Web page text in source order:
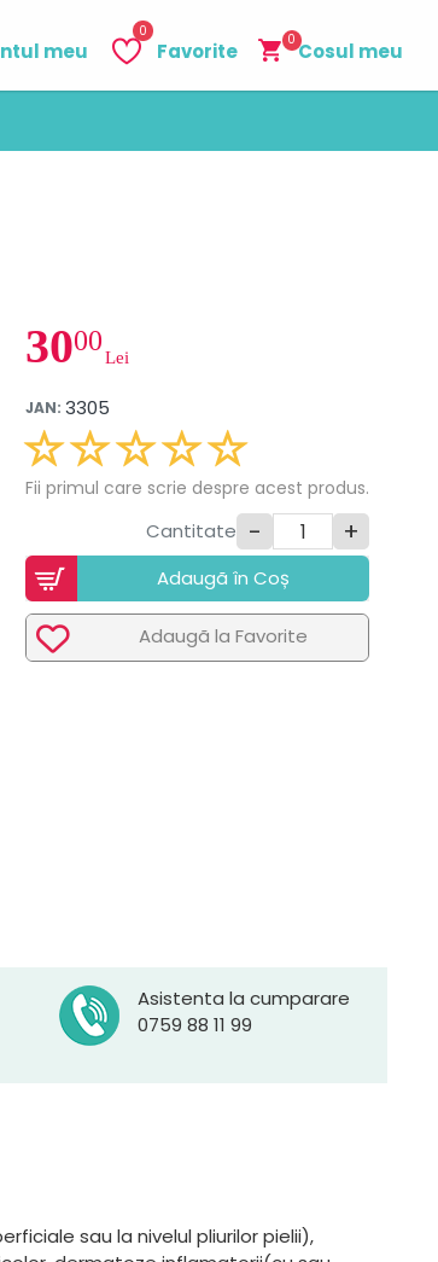
meu Favorite
0
Cosul meu
0
3000
Lei
JAN: 3305
Fii primul care scrie despre acest produs.
Cantitate - +
Adaugã în Coș
Adaugã la Favorite
Asistenta la cumparare
0759 88 11 99
sau la nivelul pliurilor pielii),